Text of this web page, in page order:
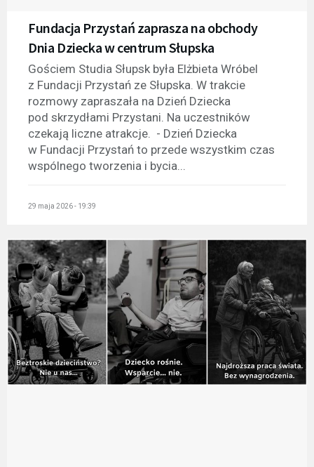
Fundacja Przystań zaprasza na obchody
Dnia Dziecka w centrum Słupska
Gościem Studia Słupsk była Elżbieta Wróbel
z Fundacji Przystań ze Słupska. W trakcie
rozmowy zapraszała na Dzień Dziecka
pod skrzydłami Przystani. Na uczestników
czekają liczne atrakcje. - Dzień Dziecka
w Fundacji Przystań to przede wszystkim czas
wspólnego tworzenia i bycia...
29 maja 2026 - 19:39